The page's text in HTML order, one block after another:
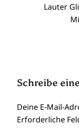
Lauter
Schreibe
Deine E-Mail-
Erforderliche